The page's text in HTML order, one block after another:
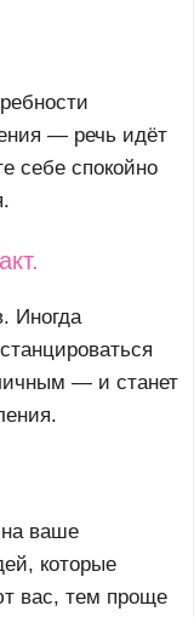
— речь идёт
себе спокойно
Иногда
— и станет
ваше
которые
вас, тем проще